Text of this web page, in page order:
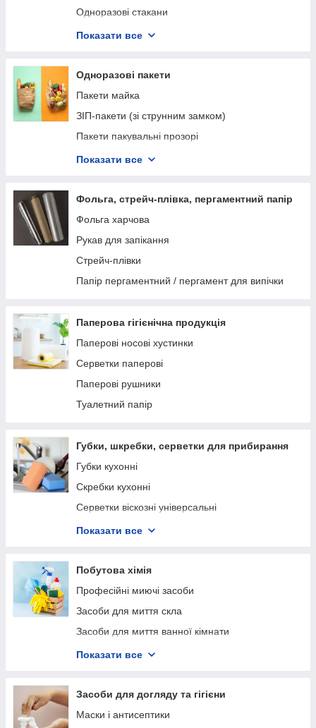
Універсальна упаковка
Соусниці
Пластикові відра
Одноразові стакани
Набори одноразового посуду
Трубочки
Показати все
Одноразові пакети
Пакети майка
ЗІП-пакети (зі струнним замком)
Пакети пакувальні прозорі
Термопакети фольговані
Фасувальні пакети (Фасовка)
Сміттєві пакети
Показати все
Фольга, стрейч-плівка, пергаментний папір
Фольга харчова
Рукав для запікання
Стрейч-плівки
Папір пергаментний / пергамент для випічки
Паперова гігієнічна продукція
Паперові носові хустинки
Серветки паперові
Паперові рушники
Туалетний папір
Губки, шкребки, серветки для прибирання
Губки кухонні
Скребки кухонні
Серветки віскозні універсальні
Серветки з мікрофібри
Губки для ванни та душу
Показати все
Побутова хімія
Професійні миючі засоби
Засоби для миття скла
Засоби для миття ванної кімнати
Засоби для миття кухні
Засоби для прання
Засоби для миття посуду
Показати все
Засоби для догляду та гігієни
Маски і антисептики